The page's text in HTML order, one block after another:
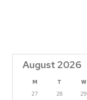
August 2026
M T W
27
28 29